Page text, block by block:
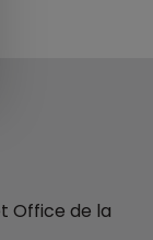
Office de la